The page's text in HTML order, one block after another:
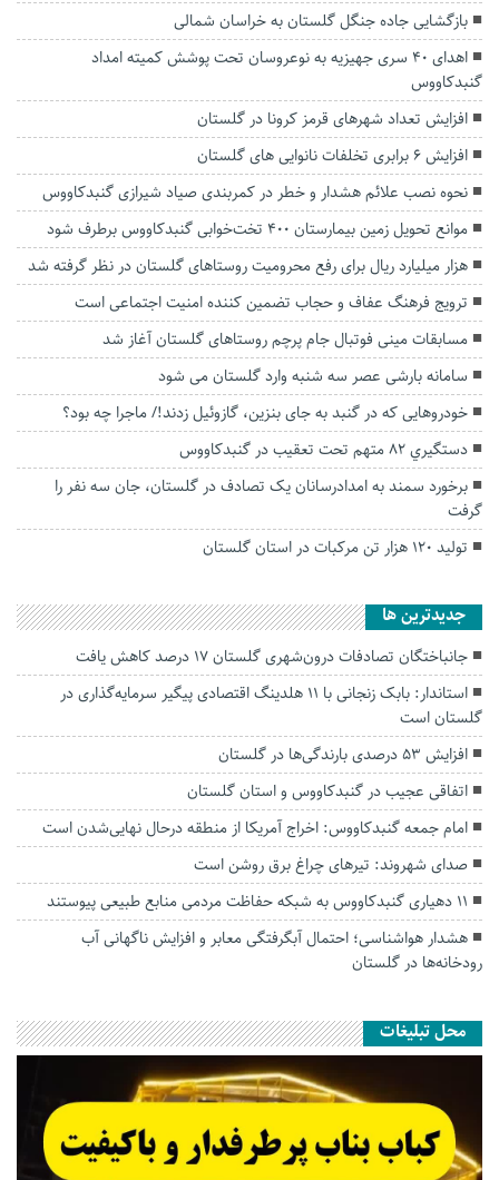
بازگشایی جاده جنگل گلستان به خراسان شمالی
اهدای ۴٠ سری جهیزیه به نوعروسان تحت پوشش کمیته امداد
گنبدکاووس
افزایش تعداد شهرهای قرمز کرونا در گلستان
افزایش ۶ برابری تخلفات نانوایی های گلستان
نحوه نصب علائم هشدار و خطر در کمربندی صیاد شیرازی گنبدکاووس
موانع تحویل زمین بیمارستان ۴۰۰ تخت‌خوابی گنبدکاووس برطرف شود
هزار میلیارد ریال برای رفع محرومیت‌ روستاهای گلستان در نظر گرفته شد
ترویج فرهنگ عفاف و حجاب تضمین کننده امنیت اجتماعی است
مسابقات مینی‌ فوتبال جام پرچم روستاهای گلستان آغاز شد
سامانه بارشی عصر سه شنبه وارد گلستان می شود
خودروهایی که در گنبد به جای بنزین، گازوئیل زدند!/ ماجرا چه بود؟
دستگيري 82 متهم تحت تعقيب در گنبدكاووس
برخورد سمند به امدادرسانان یک تصادف در گلستان، جان سه نفر را
گرفت
تولید ۱۲۰ هزار تن مرکبات در استان گلستان
جديدترين ها
جانباختگان تصادفات درون‌شهری گلستان ۱۷ درصد کاهش یافت
استاندار: بابک زنجانی با ۱۱ هلدینگ اقتصادی پیگیر سرمایه‌گذاری در
گلستان است
افزایش ۵۳ درصدی بارندگی‌ها در گلستان
اتفاقی عجیب در‌ گنبدکاووس و استان گلستان
امام جمعه گنبدکاووس: اخراج آمریکا از منطقه درحال نهایی‌شدن است
صدای شهروند: تیرهای چراغ برق روشن است
۱۱ دهیاری گنبدکاووس به شبکه حفاظت مردمی منابع طبیعی پیوستند
هشدار هواشناسی؛ احتمال آبگرفتگی معابر و افزایش ناگهانی آب
رودخانه‌ها در گلستان
محل تبلیغات